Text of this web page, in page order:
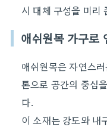
시 대체 구성을 미리
애쉬원목 가구로
애쉬원목은 자연스
톤으로 공간의 중심
다.
이 소재는 강도와 내